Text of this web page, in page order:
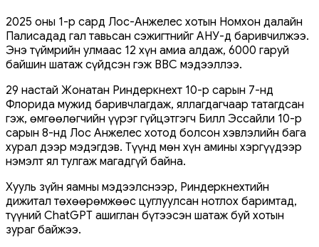
2025 оны 1-р сард Лос-Анжелес хотын Номхон далайн
Палисадад гал тавьсан сэжигтнийг АНУ-д баривчилжээ.
Энэ түймрийн улмаас 12 хүн амиа алдаж, 6000 гаруй
байшин шатаж сүйдсэн гэж ВВС мэдээллээ.
29 настай Жонатан Риндеркнехт 10-р сарын 7-нд
Флорида мужид баривчлагдаж, яллагдагчаар татагдсан
гэж, өмгөөлөгчийн үүрэг гүйцэтгэгч Билл Эссайли 10-р
сарын 8-нд Лос Анжелес хотод болсон хэвлэлийн бага
хурал дээр мэдэгдэв. Түүнд мөн хүн амины хэргүүдээр
нэмэлт ял тулгаж магадгүй байна.
Хууль зүйн яамны мэдээлснээр, Риндеркнехтийн
дижитал төхөөрөмжөөс цуглуулсан нотлох баримтад,
түүний ChatGPT ашиглан бүтээсэн шатаж буй хотын
зураг байжээ.